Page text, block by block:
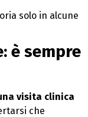
solo in alcune
è sempre
visita clinica
che